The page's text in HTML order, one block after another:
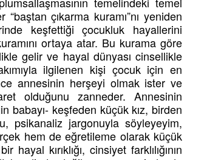
çıkarma kuramı”nı yeniden
keşfettiği çocukluk hayallerini
ortaya atar. Bu kurama göre
gelir ve hayal dünyası cinsellikle
ilgilenen kişi çocuk için en
annesinin herşeyi olmak ister ve
olduğunu zanneder. Annesinin
babayı- keşfeden küçük kız, birden
psikanaliz jargonuyla söyleyeyim,
hem de eğretileme olarak küçük
hayal kırıklığı, cinsiyet farklılığının